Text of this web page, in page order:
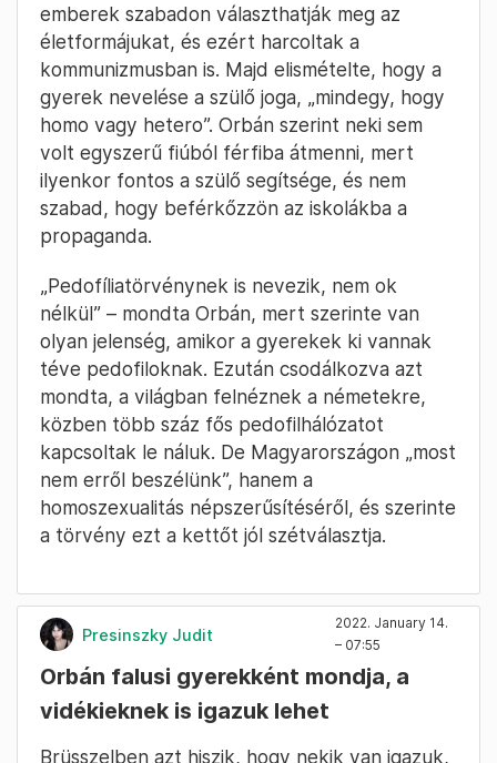
emberek szabadon választhatják meg az
életformájukat, és ezért harcoltak a
kommunizmusban is. Majd elismételte, hogy a
gyerek nevelése a szülő joga, „mindegy, hogy
homo vagy hetero”. Orbán szerint neki sem
volt egyszerű fiúból férfiba átmenni, mert
ilyenkor fontos a szülő segítsége, és nem
szabad, hogy beférkőzzön az iskolákba a
propaganda.
„Pedofíliatörvénynek is nevezik, nem ok
nélkül” – mondta Orbán, mert szerinte van
olyan jelenség, amikor a gyerekek ki vannak
téve pedofiloknak. Ezután csodálkozva azt
mondta, a világban felnéznek a németekre,
közben több száz fős pedofilhálózatot
kapcsoltak le náluk. De Magyarországon „most
nem erről beszélünk”, hanem a
homoszexualitás népszerűsítéséről, és szerinte
a törvény ezt a kettőt jól szétválasztja.
Presinszky Judit
2022. January 14.
– 07:55
Orbán falusi gyerekként mondja, a
vidékieknek is igazuk lehet
Brüsszelben azt hiszik, hogy nekik van igazuk,